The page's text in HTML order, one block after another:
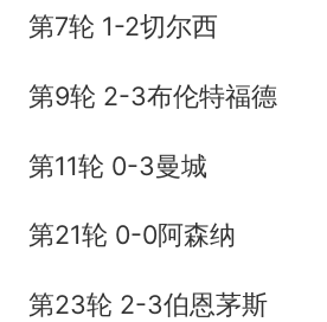
第7轮 1-2切尔西
第9轮 2-3布伦特福德
第11轮 0-3曼城
第21轮 0-0阿森纳
第23轮 2-3伯恩茅斯